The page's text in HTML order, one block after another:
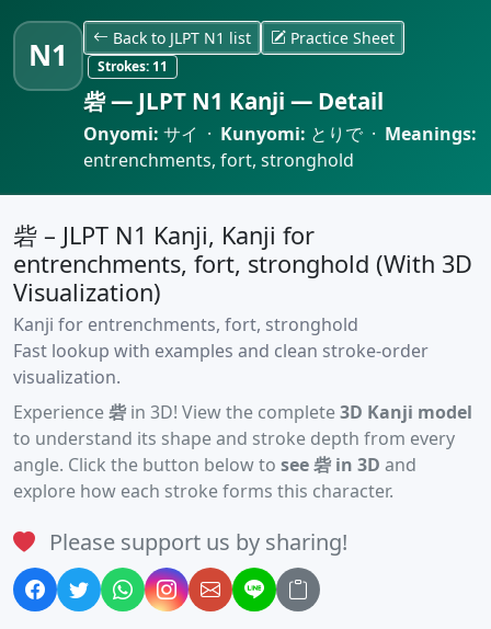
N1 Back to JLPT N1 list Practice Sheet
Strokes:11
砦 — JLPT N1 Kanji — Detail
Onyomi: サイ · Kunyomi: とりで · Meanings:
entrenchments, fort, stronghold
砦 – JLPT N1 Kanji, Kanji for
entrenchments, fort, stronghold (With 3D
Visualization)
Kanji for entrenchments, fort, stronghold
Fast lookup with examples and clean stroke-order
visualization.
Experience砦in 3D! View the complete3D Kanji model
to understand its shape and stroke depth from every
angle. Click the button below to see 砦 in 3D and
explore how each stroke forms this character.
Please support us by sharing!